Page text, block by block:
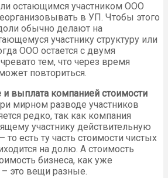
остающимся участником ООО
в УП. Чтобы этого
обычно делают на
участнику структуру или
ООО остается с двумя
тем, что через время
повториться.
выплата компанией стоимости
мирном разводе участников
редко, так как компания
участнику действительную
то есть ту часть стоимости чистых
на долю. А стоимость
бизнеса, как уже
это вещи разные.